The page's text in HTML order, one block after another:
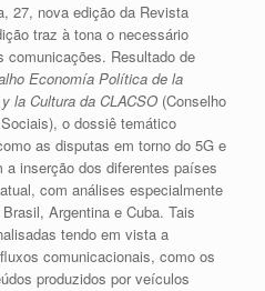
27, nova edição da Revista
traz à tona o necessário
comunicações. Resultado de
Economía Política de la
la Cultura da CLACSO (Conselho
o dossiê temático
as disputas em torno do 5G e
a inserção dos diferentes países
com análises especialmente
Argentina e Cuba. Tais
tendo em vista a
comunicacionais, como os
produzidos por veículos